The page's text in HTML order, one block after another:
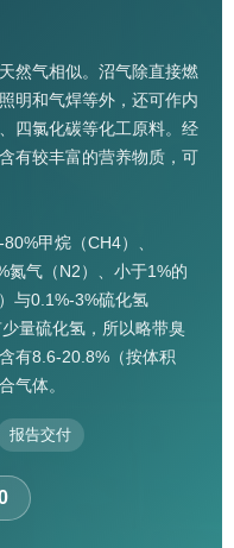
然气相似。沼气除直接燃
明和气焊等外，还可作内
四氯化碳等化工原料。经
有较丰富的营养物质，可
甲烷（CH4）、
氮气（N2）、小于1%的
与0.1%-3%硫化氢
量硫化氢，所以略带臭
有8.6-20.8%（按体积
气体。
报告交付